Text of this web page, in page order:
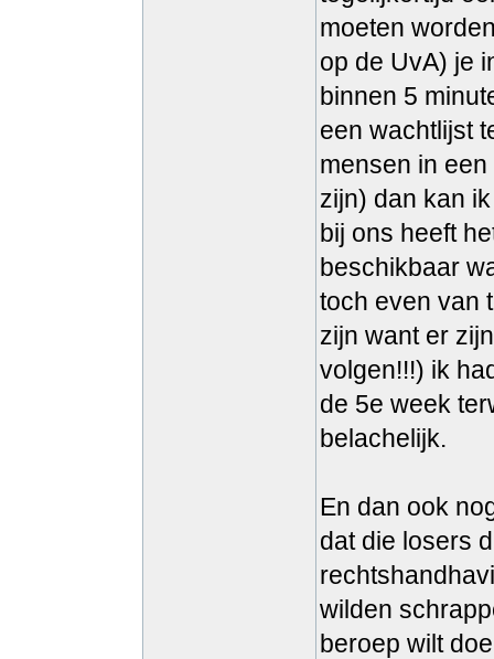
moeten
op de UvA) je
binnen 5
een wachtlijst
mensen in
zijn) dan kan
bij ons heeft
beschikbaar
toch even van
zijn want er
volgen!!!) ik
de 5e week
belachelijk.
En dan ook
dat die losers
wilden
beroep wilt